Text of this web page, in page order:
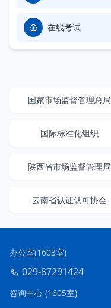
在线考试
国家市场监督管理总局
国际标准化组织
陕西省市场监督管理局
云南省认证认可协会
办公室(1603室)
029-87291424
咨询中心 (1605室)